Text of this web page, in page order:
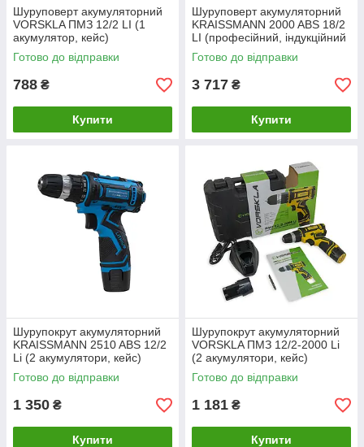
Шуруповерт акумуляторний
VORSKLA ПМЗ 12/2 LI (1
акумулятор, кейс)
Готово до відправки
788 ₴
Купити
Шуруповерт акумуляторний
KRAISSMANN 2000 ABS 18/2
LI (професійний, індукційний
мотор, 2 акумулятори)
Готово до відправки
3 717 ₴
Купити
Шурупокрут акумуляторний
KRAISSMANN 2510 ABS 12/2
Li (2 акумулятори, кейс)
Готово до відправки
1 350 ₴
Купити
Шурупокрут акумуляторний
VORSKLA ПМЗ 12/2-2000 Li
(2 акумулятори, кейс)
Готово до відправки
1 181 ₴
Купити